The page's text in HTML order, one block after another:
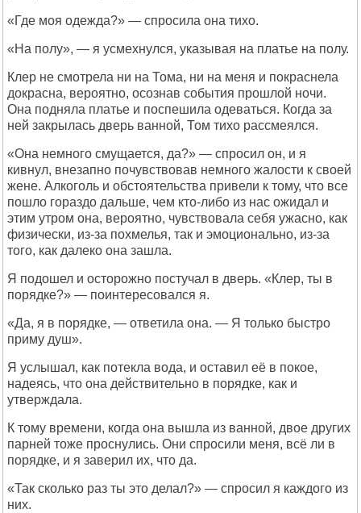
«Где моя одежда?» — спросила она тихо.
«На полу», — я усмехнулся, указывая на платье на полу.
Клер не смотрела ни на Тома, ни на меня и покраснела
докрасна, вероятно, осознав события прошлой ночи.
Она подняла платье и поспешила одеваться. Когда за
ней закрылась дверь ванной, Том тихо рассмеялся.
«Она немного смущается, да?» — спросил он, и я
кивнул, внезапно почувствовав немного жалости к своей
жене. Алкоголь и обстоятельства привели к тому, что все
пошло гораздо дальше, чем кто-либо из нас ожидал и
этим утром она, вероятно, чувствовала себя ужасно, как
физически, из-за похмелья, так и эмоционально, из-за
того, как далеко она зашла.
Я подошел и осторожно постучал в дверь. «Клер, ты в
порядке?» — поинтересовался я.
«Да, я в порядке, — ответила она. — Я только быстро
приму душ».
Я услышал, как потекла вода, и оставил её в покое,
надеясь, что она действительно в порядке, как и
утверждала.
К тому времени, когда она вышла из ванной, двое других
парней тоже проснулись. Они спросили меня, всё ли в
порядке, и я заверил их, что да.
«Так сколько раз ты это делал?» — спросил я каждого из
них.